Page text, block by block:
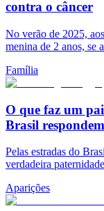
contra o câncer
No verão de 2025,
menina de 2 anos, se
Família
O que faz um
Brasil respondem
Pelas estradas do
verdadeira
Aparições